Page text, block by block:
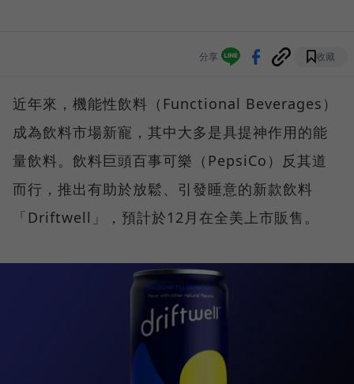
分享 收藏
近年來，機能性飲料（Functional Beverages）
成為飲料市場新寵，其中大多是具提神作用的能
量飲料。飲料巨頭百事可樂（PepsiCo）反其道
而行，推出有助於放鬆、引發睡意的新款飲料
「Driftwell」，預計於12月在全美上市販售。